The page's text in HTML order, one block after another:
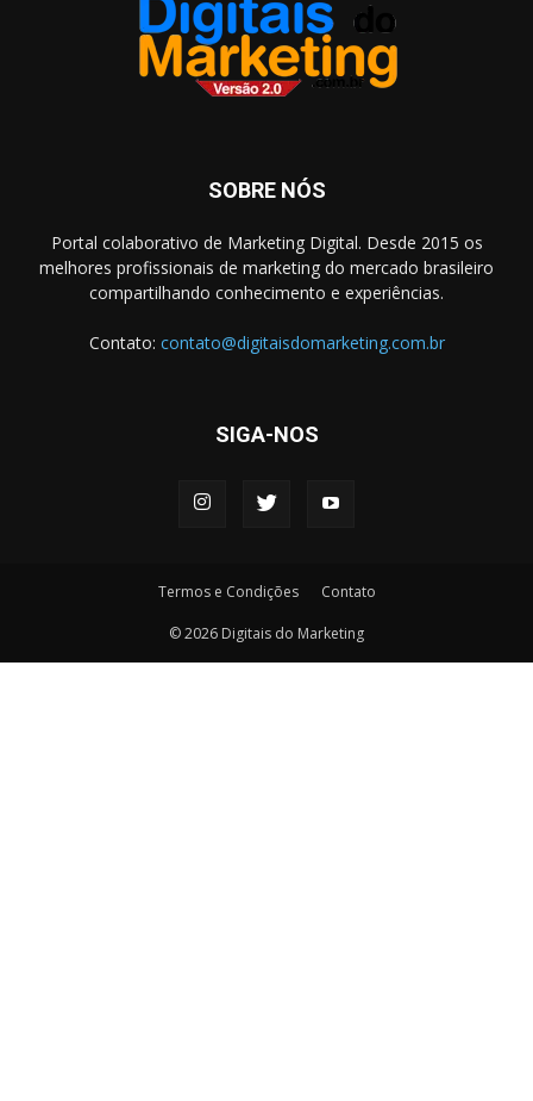
SOBRE NÓS
Portal colaborativo de Marketing Digital. Desde 2015 os
melhores profissionais de marketing do mercado brasileiro
compartilhando conhecimento e experiências.
Contato: contato@digitaisdomarketing.com.br
SIGA-NOS
Termos e Condições Contato
© 2026 Digitais do Marketing